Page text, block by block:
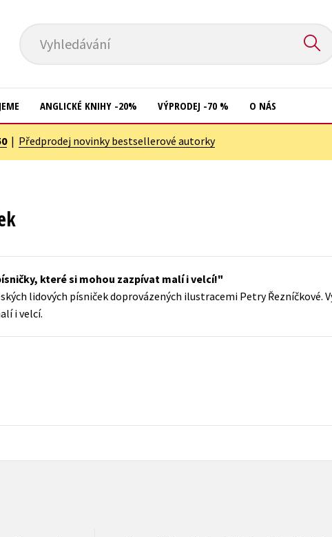
Vyhledávání
Populárně - naučné pro děti
Umění a kultura
Výchova a pedagogika
Young adult (SK)
ANGLICKÉ KNIHY -20% VÝPRODEJ -70 % O NÁS
| Předprodej novinky bestsellerové autorky
které si mohou zazpívat malí i velcí!
lidových písniček doprovázených ilustracemi Petry Řezníčkové.
i velcí.